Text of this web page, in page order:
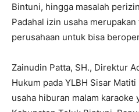
Bintuni, hingga masalah
Padahal izin usaha
perusahaan untuk bisa
Zainudin Patta, SH., Direktur
Hukum pada YLBH Sisar
usaha hiburan malam karaoke